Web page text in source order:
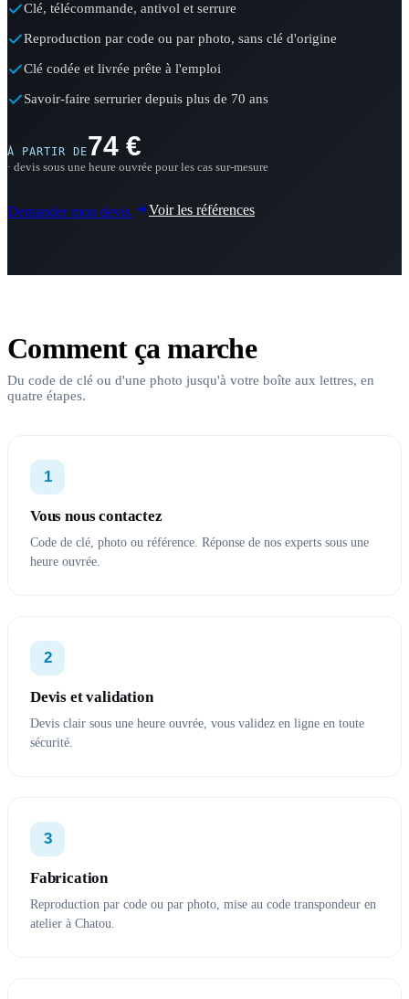
Clé, télécommande, antivol et serrure
Reproduction par code ou par photo, sans clé d'origine
Clé codée et livrée prête à l'emploi
Savoir-faire serrurier depuis plus de 70 ans
À PARTIR DE74 €
· devis sous une heure ouvrée pour les cas sur-mesure
Demander mon devis Voir les références
Comment ça marche
Du code de clé ou d'une photo jusqu'à votre boîte aux lettres, en
quatre étapes.
1
Vous nous contactez
Code de clé, photo ou référence. Réponse de nos experts sous une
heure ouvrée.
2
Devis et validation
Devis clair sous une heure ouvrée, vous validez en ligne en toute
sécurité.
3
Fabrication
Reproduction par code ou par photo, mise au code transpondeur en
atelier à Chatou.